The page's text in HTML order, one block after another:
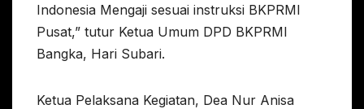
Indonesia Mengaji sesuai instruksi BKPRMI
Pusat,” tutur Ketua Umum DPD BKPRMI
Bangka, Hari Subari.
Ketua Pelaksana Kegiatan, Dea Nur Anisa